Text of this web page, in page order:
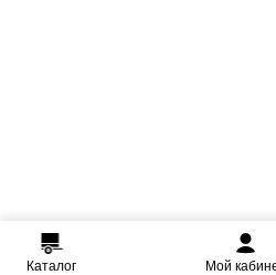
Каталог Мой